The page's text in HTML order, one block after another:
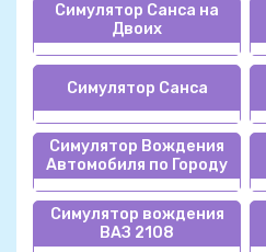
Симулятор Санса на
Двоих
Симулятор Санса
Симулятор Вождения
Автомобиля по Городу
Симулятор вождения
ВАЗ 2108